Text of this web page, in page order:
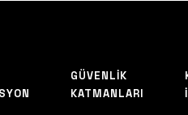
GÜVENLIK
KATMANLARI